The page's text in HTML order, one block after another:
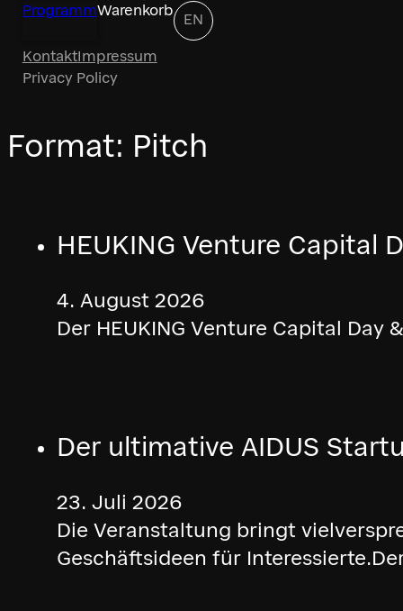
ProgrammWarenkorb
EN
KontaktImpressum
Privacy Policy
Format: Pitch
HEUKING Venture Capital
4. August 2026
Der HEUKING Venture Capital
Der ultimative AIDUS
23. Juli 2026
Die Veranstaltung bringt
Geschäftsideen für